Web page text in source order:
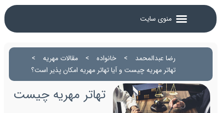
رضا عبدالمحمد > خانواده > مقالات مهریه
>
تهاتر مهریه چیست و آیا تهاتر مهریه امکان پذیر است؟
تهاتر مهریه چیست